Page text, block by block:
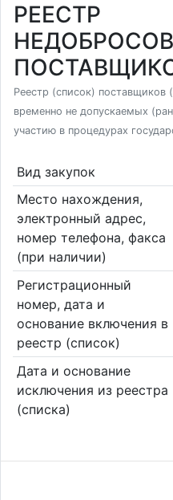
РЕЕСТР
Реестр (список) поставщиков
временно не допускаемых
участию в процедурах
Вид закупок
Место нахождения,
электронный адрес,
номер телефона, факса
(при наличии)
Регистрационный
номер, дата и
основание включения в
реестр (список)
Дата и основание
исключения из реестра
(списка)